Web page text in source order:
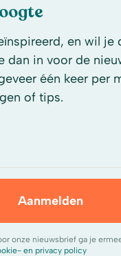
en wil je
dan in voor de
één keer per
of tips.
Aanmelden
onze nieuwsbrief ga je
en privacy policy